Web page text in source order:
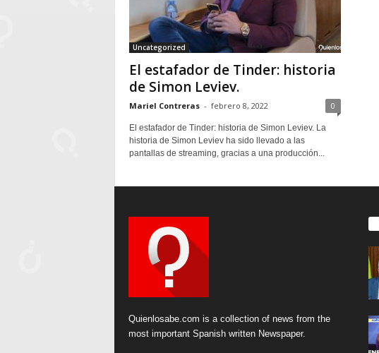
Uncategorized
El estafador de Tinder: historia
de Simon Leviev.
Mariel Contreras - febrero 8, 2022 0
El estafador de Tinder: historia de Simon Leviev. La
historia de Simon Leviev ha sido llevado a las
pantallas de streaming, gracias a una producción...
Quienlosabe.com is a collection of news from the
most important Spanish written Newspaper.